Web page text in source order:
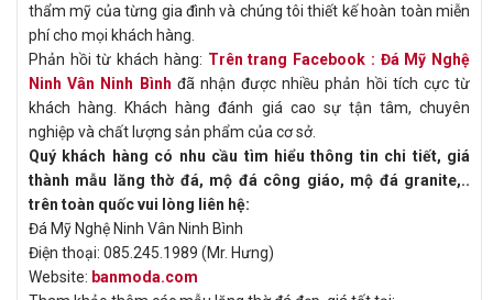
thẩm mỹ của từng gia đình và chúng tôi thiết kế hoàn toàn miễn
phí cho mọi khách hàng.
Phản hồi từ khách hàng: Trên trang Facebook : Đá Mỹ Nghệ
Ninh Vân Ninh Bình đã nhận được nhiều phản hồi tích cực từ
khách hàng. Khách hàng đánh giá cao sự tận tâm, chuyên
nghiệp và chất lượng sản phẩm của cơ sở.
Quý khách hàng có nhu cầu tìm hiểu thông tin chi tiết, giá
thành mẫu lăng thờ đá, mộ đá công giáo, mộ đá granite,..
trên toàn quốc vui lòng liên hệ:
Đá Mỹ Nghệ Ninh Vân Ninh Bình
Điện thoại: 085.245.1989 (Mr. Hưng)
Website: banmoda.com